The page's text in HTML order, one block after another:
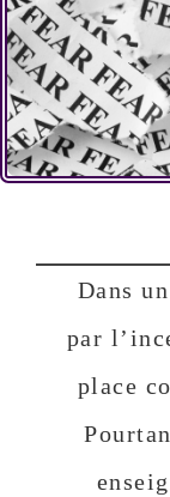
Dans
par
place